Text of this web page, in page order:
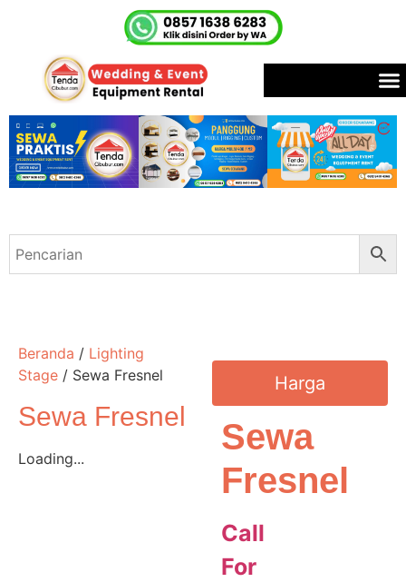
Beranda / Lighting
Stage / Sewa Fresnel
Sewa Fresnel
Loading...
Harga
Sewa
Fresnel
Call
For